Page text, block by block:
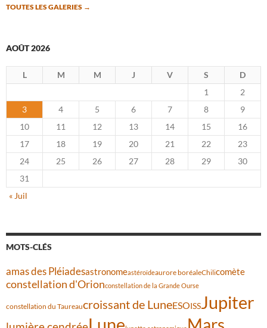
TOUTES LES GALERIES →
AOÛT 2026
L M M J V S
D
1
2
3
4 5 6 7 8
9
10
11 12 13 14 15
16
17
18 19 20 21 22
23
24
25 26 27 28 29
30
31
« Juil
MOTS-CLÉS
amas des Pléiadesastronomeastéroïdeaurore boréaleChilicomète
constellation d'Orionconstellation de la Grande Ourse
constellation du Taureaucroissant de LuneESOISSJupiter